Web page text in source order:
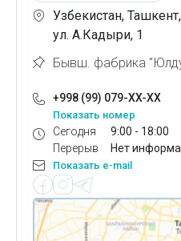
Узбекистан,
ул. А.Кадыри, 1
Бывш. фабрика
+998 (99) 079-XX-XX
Показать номер
Сегодня
Перерыв
9:00 - 18:00
Нет
Показать e-mail